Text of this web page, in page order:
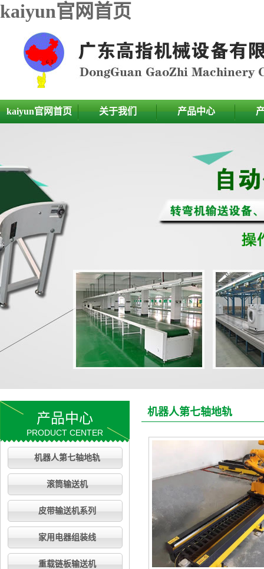
kaiyun官网首页
kaiyun官网首页 关于我们 产品中心
机器人第七轴地轨
产品中心
PRODUCT CENTER
机器人第七轴地轨
滚筒输送机
皮带输送机系列
家用电器组装线
重载链板输送机